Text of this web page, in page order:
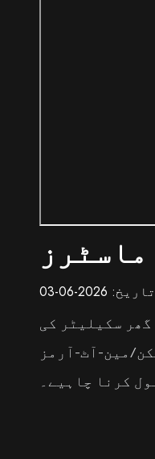
06-03
گھر سکیلیٹر کی
مین-آٹ-آرمز
کرنا چاہیے۔